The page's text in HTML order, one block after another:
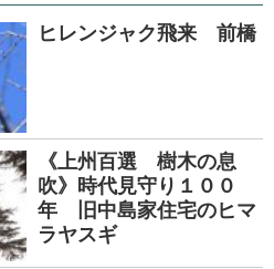
ヒレンジャク飛来 前橋
《上州百選 樹木の息
吹》時代見守り１００
年 旧中島家住宅のヒマ
ラヤスギ